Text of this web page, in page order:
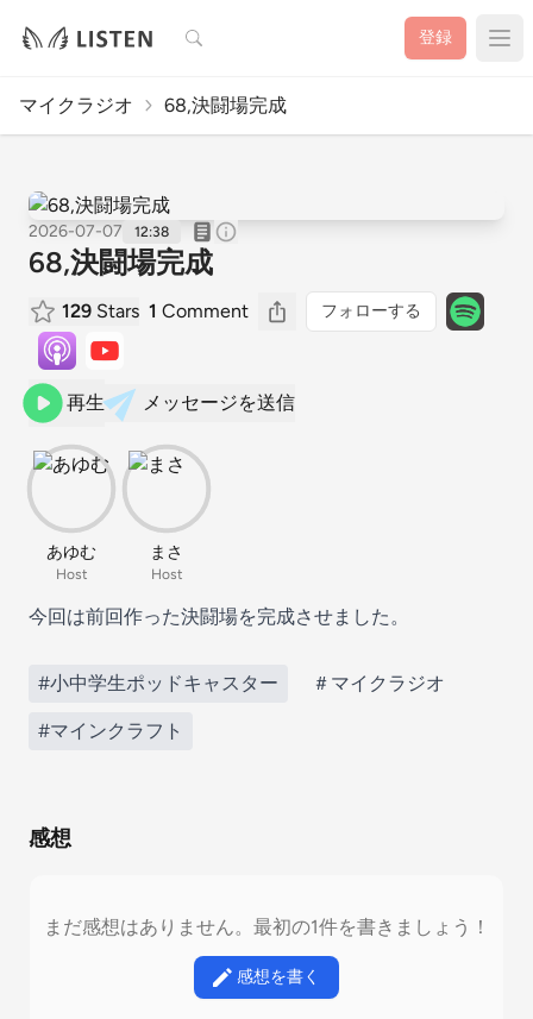
検索 登録
マイクラジオ 68,決闘場完成
2026-07-07 12:38
68,決闘場完成
129 Stars 1 Comment フォローする
再生 メッセージを送信
あゆむ
Host
まさ
Host
今回は前回作った決闘場を完成させました。
#小中学生ポッドキャスター ＃マイクラジオ
#マインクラフト
感想
まだ感想はありません。最初の1件を書きましょう！
感想を書く